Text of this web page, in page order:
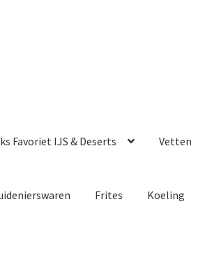
Favoriet IJS & Deserts Vetten
Frites Koeling